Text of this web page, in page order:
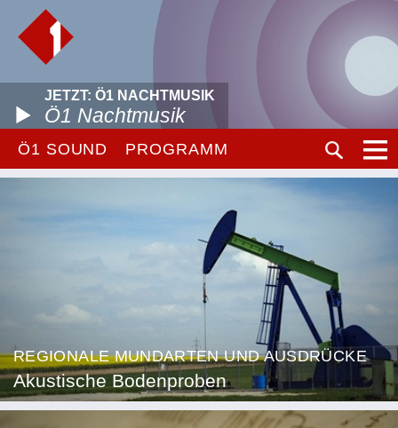
JETZT: Ö1 NACHTMUSIK
Ö1 Nachtmusik
Ö1 SOUND PROGRAMM
REGIONALE MUNDARTEN UND AUSDRÜCKE
Akustische Bodenproben